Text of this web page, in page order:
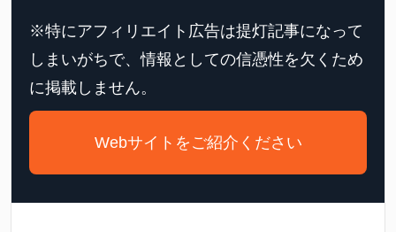
※特にアフィリエイト広告は提灯記事になって
しまいがちで、情報としての信憑性を欠くため
に掲載しません。
Webサイトをご紹介ください